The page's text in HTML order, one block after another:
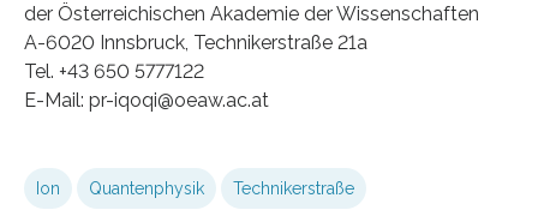
der Österreichischen Akademie der Wissenschaften
A-6020 Innsbruck, Technikerstraße 21a
Tel. +43 650 5777122
E-Mail: pr-iqoqi@oeaw.ac.at
Ion Quantenphysik Technikerstraße